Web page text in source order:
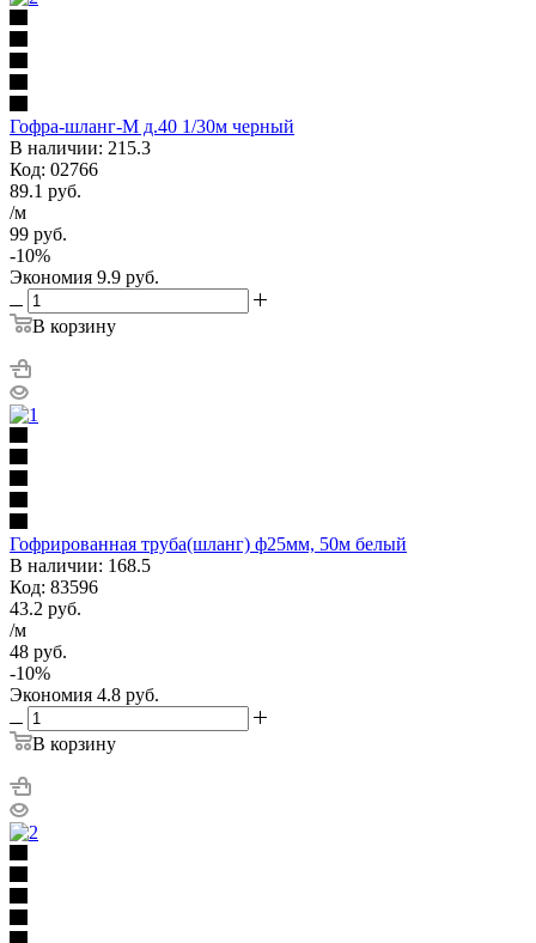
Гофра-шланг-М д.40 1/30м черный
В наличии: 215.3
Код: 02766
89.1 руб.
/м
99 руб.
-10%
Экономия 9.9 руб.
В корзину
Гофрированная труба(шланг) ф25мм, 50м белый
В наличии: 168.5
Код: 83596
43.2 руб.
/м
48 руб.
-10%
Экономия 4.8 руб.
В корзину